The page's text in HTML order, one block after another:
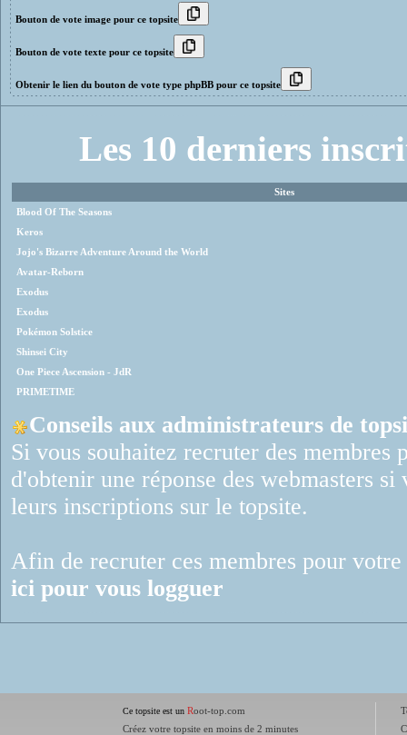
Bouton de vote image pour ce topsite
Bouton de vote texte pour ce topsite
Obtenir le lien du bouton de vote type phpBB pour ce topsite
Les 10 derniers
Sites
Blood Of The Seasons
Keros
Jojo's Bizarre Adventure Around the World
Avatar-Reborn
Exodus
Exodus
Pokémon Solstice
Shinsei City
One Piece Ascension - JdR
PRIMETIME
Conseils aux administrateurs de
Si vous souhaitez recruter des membres
d'obtenir une réponse des webmasters
leurs inscriptions sur le topsite.
Afin de recruter ces membres pour
ici pour vous logguer
Ce topsite est un Root-top.com
Créez votre topsite en moins de 2 minutes